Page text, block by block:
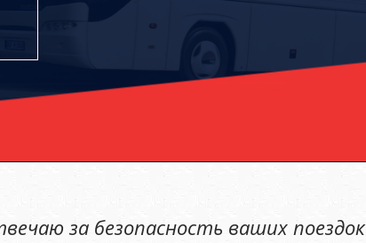
за безопасность ваших поездок